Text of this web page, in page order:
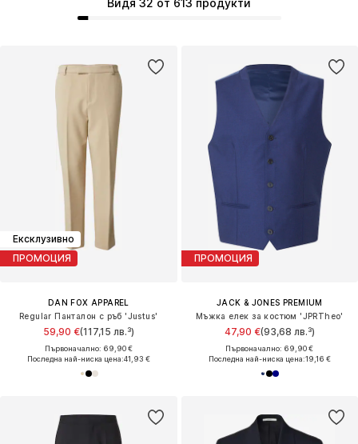
Ексклузивно
ПРОМОЦИЯ
DAN FOX APPAREL
Regular Панталон с ръб 'Justus'
59,90 €(117,15 лв.³)
Първоначално: 69,90 €
Последна най-ниска цена:41,93 €
ПРОМОЦИЯ
JACK & JONES PREMIUM
Мъжка елек за костюм 'JPRTheo'
47,90 €(93,68 лв.³)
Първоначално: 69,90 €
Последна най-ниска цена:19,16 €
Видя 32 от 613 продукти